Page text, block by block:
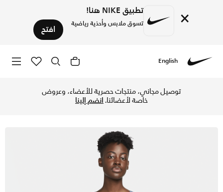
× تطبيق NIKE هنا!
تسوق ملابس وأحذية رياضية افتح
English
توصيل مجاني، منتجات حصرية للأعضاء، وعروض
خاصة لأعضائنا.انضم إلينا